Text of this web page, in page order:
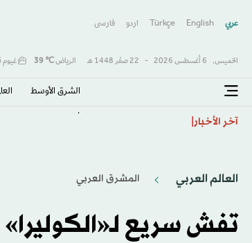
عربي English
Türkçe اردو فارسى
الخميس, 6 أغسطس 2026 - 22 صفَر 1448 هـ الرياض℃
39 غيوم
الشرق الأوسط​
آخر الأخبار
العالم العربي المشرق العربي
تفش سريع